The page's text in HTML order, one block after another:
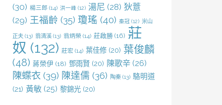
(30) 楊三郎 (14) 洪一峰 (12) 湯尼 (28) 狄薏
(29) 王福齡 (35) 瓊瑤 (40) 秦冠 (12) 米山
正夫(13) 翁清溪(13) 翁炳榮 (14) 莊啟勝(16) 莊
奴 (132) 莊宏(14) 葉佳修(20) 葉俊麟
(48) 蔣榮伊 (18) 鄧雨賢(20) 陳歌辛(26)
陳蝶衣(39) 陳達儒 (36) 陶秦(13) 駱明道
(21) 黃敏(25) 黎錦光(20)